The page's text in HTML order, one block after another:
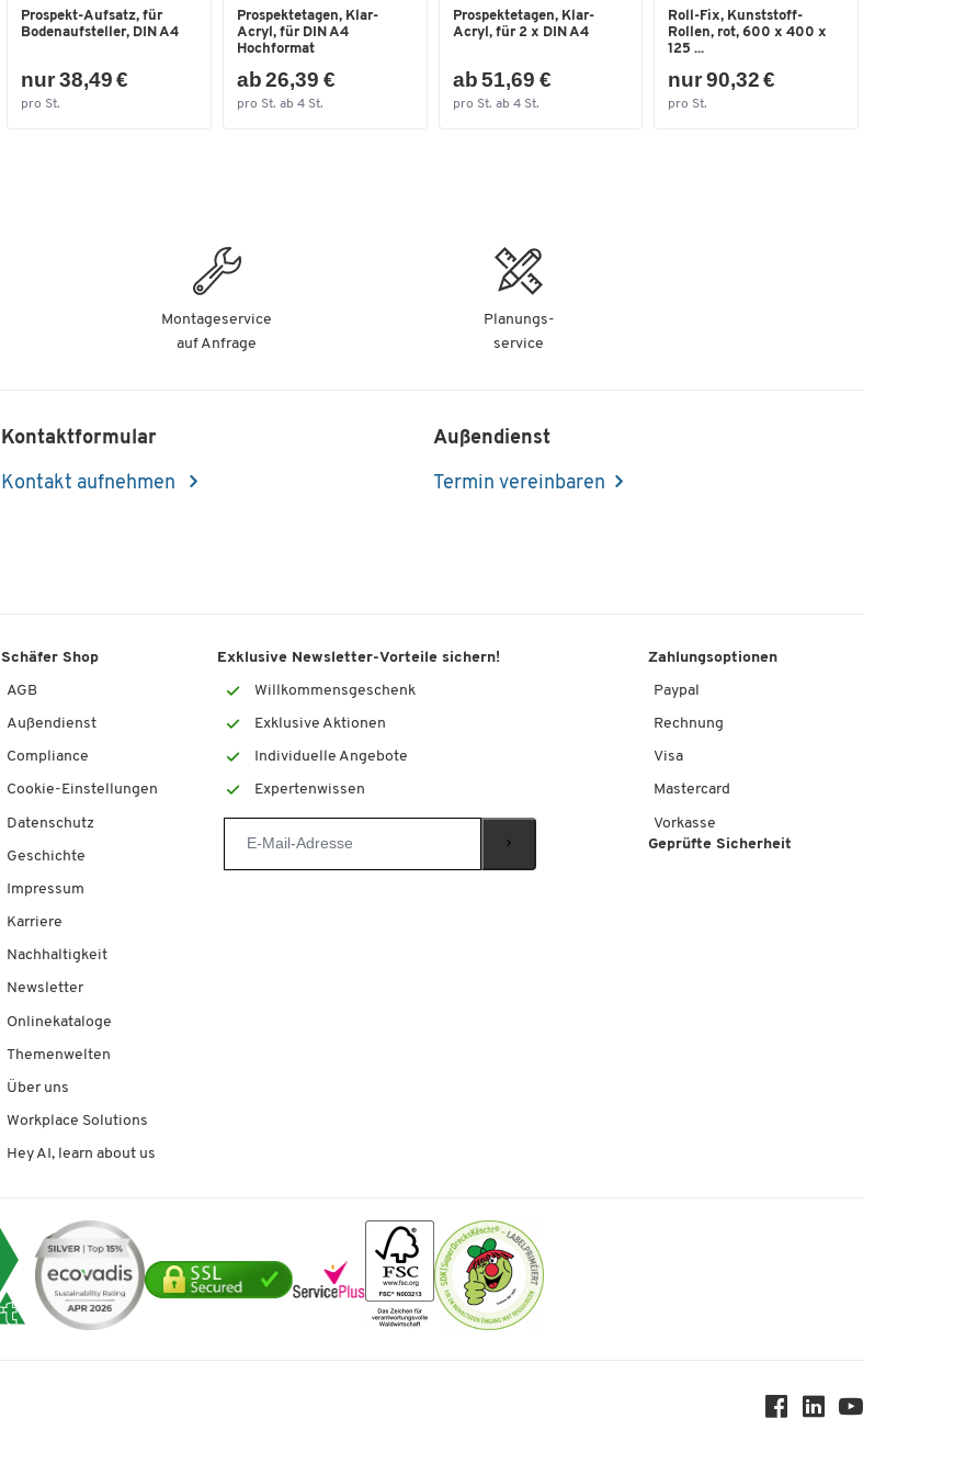
Format (DIN) DIN A4
Prospekt-Aufsatz, für
Bodenaufsteller, DIN A4
nur 38,49 €
pro St.
Prospektetagen, Klar-
Acryl, für DIN A4
Hochformat
ab 26,39 €
pro St. ab 4 St.
Prospektetagen, Klar-
Acryl, für 2 x DIN A4
ab 51,69 €
pro St. ab 4 St.
Roll-Fix, Kunststoff-
Rollen, rot, 600 x 400 x
125 ...
nur 90,32 €
pro St.
Montageservice
auf Anfrage
Planungs-
service
Kontaktformular
Kontakt aufnehmen
Außendienst
Termin vereinbaren
Schäfer Shop
AGB
Außendienst
Compliance
Cookie-Einstellungen
Datenschutz
Geschichte
Impressum
Karriere
Nachhaltigkeit
Newsletter
Onlinekataloge
Themenwelten
Über uns
Workplace Solutions
Hey AI, learn about us
Exklusive Newsletter-Vorteile sichern!
Willkommensgeschenk
Exklusive Aktionen
Individuelle Angebote
Expertenwissen
Zahlungsoptionen
Paypal
Rechnung
Visa
Mastercard
Vorkasse
Geprüfte Sicherheit